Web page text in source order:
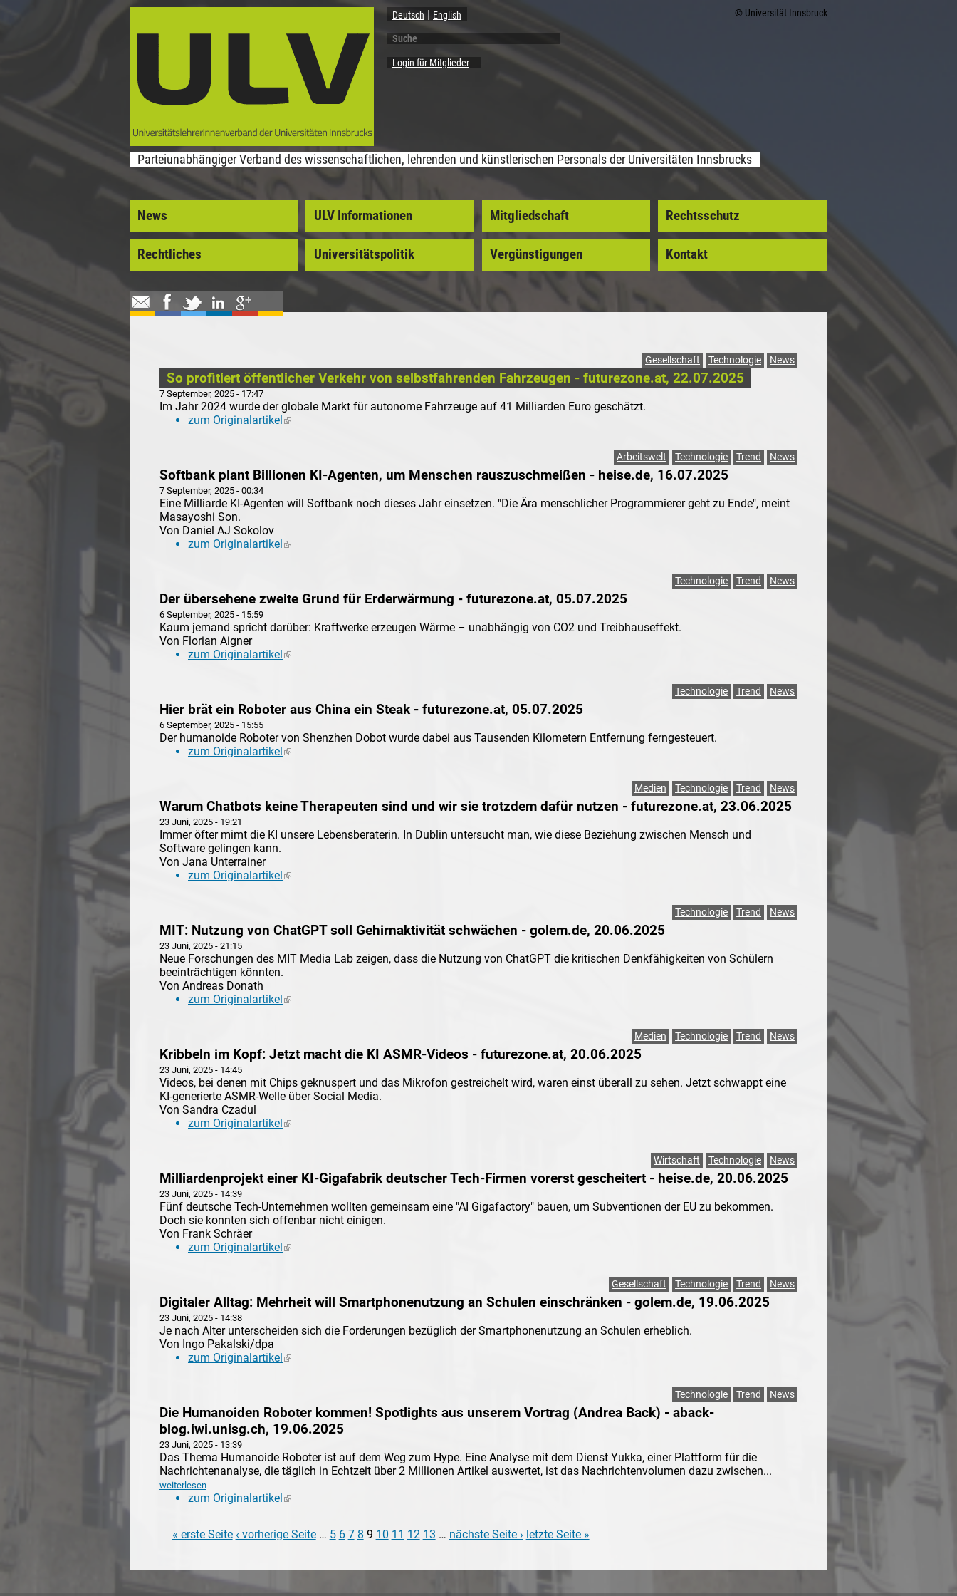
© Universität Innsbruck
Parteiunabhängiger Verband des wissenschaftlichen, lehrenden und künstlerischen Personals der Universitäten Innsbrucks
Deutsch English
Suchformular
Suche
Login für Mitglieder
News ULV Informationen Mitgliedschaft Rechtsschutz
Rechtliches Universitätspolitik Vergünstigungen Kontakt
Gesellschaft Technologie News
So profitiert öffentlicher Verkehr von selbstfahrenden Fahrzeugen - futurezone.at, 22.07.2025
7 September, 2025 - 17:47
Im Jahr 2024 wurde der globale Markt für autonome Fahrzeuge auf 41 Milliarden Euro geschätzt.
zum Originalartikel (link is external)
Arbeitswelt Technologie Trend News
Softbank plant Billionen KI-Agenten, um Menschen rauszuschmeißen - heise.de, 16.07.2025
7 September, 2025 - 00:34
Eine Milliarde KI-Agenten will Softbank noch dieses Jahr einsetzen. "Die Ära menschlicher Programmierer geht zu Ende", meint
Masayoshi Son.
Von Daniel AJ Sokolov
zum Originalartikel (link is external)
Technologie Trend News
Der übersehene zweite Grund für Erderwärmung - futurezone.at, 05.07.2025
6 September, 2025 - 15:59
Kaum jemand spricht darüber: Kraftwerke erzeugen Wärme – unabhängig von CO2 und Treibhauseffekt.
Von Florian Aigner
zum Originalartikel (link is external)
Technologie Trend News
Hier brät ein Roboter aus China ein Steak - futurezone.at, 05.07.2025
6 September, 2025 - 15:55
Der humanoide Roboter von Shenzhen Dobot wurde dabei aus Tausenden Kilometern Entfernung ferngesteuert.
zum Originalartikel (link is external)
Medien Technologie Trend News
Warum Chatbots keine Therapeuten sind und wir sie trotzdem dafür nutzen - futurezone.at, 23.06.2025
23 Juni, 2025 - 19:21
Immer öfter mimt die KI unsere Lebensberaterin. In Dublin untersucht man, wie diese Beziehung zwischen Mensch und
Software gelingen kann.
Von Jana Unterrainer
zum Originalartikel (link is external)
Technologie Trend News
MIT: Nutzung von ChatGPT soll Gehirnaktivität schwächen - golem.de, 20.06.2025
23 Juni, 2025 - 21:15
Neue Forschungen des MIT Media Lab zeigen, dass die Nutzung von ChatGPT die kritischen Denkfähigkeiten von Schülern
beeinträchtigen könnten.
Von Andreas Donath
zum Originalartikel (link is external)
Medien Technologie Trend News
Kribbeln im Kopf: Jetzt macht die KI ASMR-Videos - futurezone.at, 20.06.2025
23 Juni, 2025 - 14:45
Videos, bei denen mit Chips geknuspert und das Mikrofon gestreichelt wird, waren einst überall zu sehen. Jetzt schwappt eine
KI-generierte ASMR-Welle über Social Media.
Von Sandra Czadul
zum Originalartikel (link is external)
Wirtschaft Technologie News
Milliardenprojekt einer KI-Gigafabrik deutscher Tech-Firmen vorerst gescheitert - heise.de, 20.06.2025
23 Juni, 2025 - 14:39
Fünf deutsche Tech-Unternehmen wollten gemeinsam eine "AI Gigafactory" bauen, um Subventionen der EU zu bekommen.
Doch sie konnten sich offenbar nicht einigen.
Von Frank Schräer
zum Originalartikel (link is external)
Gesellschaft Technologie Trend News
Digitaler Alltag: Mehrheit will Smartphonenutzung an Schulen einschränken - golem.de, 19.06.2025
23 Juni, 2025 - 14:38
Je nach Alter unterscheiden sich die Forderungen bezüglich der Smartphonenutzung an Schulen erheblich.
Von Ingo Pakalski/dpa
zum Originalartikel (link is external)
Technologie Trend News
Die Humanoiden Roboter kommen! Spotlights aus unserem Vortrag (Andrea Back) - aback-
blog.iwi.unisg.ch, 19.06.2025
23 Juni, 2025 - 13:39
Das Thema Humanoide Roboter ist auf dem Weg zum Hype. Eine Analyse mit dem Dienst Yukka, einer Plattform für die
Nachrichtenanalyse, die täglich in Echtzeit über 2 Millionen Artikel auswertet, ist das Nachrichtenvolumen dazu zwischen...
weiterlesen
zum Originalartikel (link is external)
Seiten
« erste Seite ‹ vorherige Seite … 5 6 7 8 9 10 11 12 13 … nächste Seite › letzte Seite »